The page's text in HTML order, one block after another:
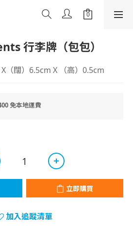
行李牌（包包）
（闊）6.5cm X （高）0.5cm
免本地運費
立即購買
加入追蹤清單